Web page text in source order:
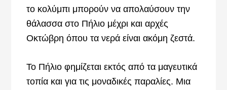
το κολύμπι μπορούν να απολαύσουν την
θάλασσα στο Πήλιο μέχρι και αρχές
Οκτώβρη όπου τα νερά είναι ακόμη ζεστά.
Το Πήλιο φημίζεται εκτός από τα μαγευτικά
τοπία και για τις μοναδικές παραλίες. Μια